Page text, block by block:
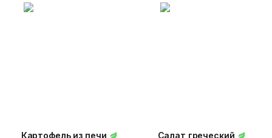
Картофель из печи Салат греческий